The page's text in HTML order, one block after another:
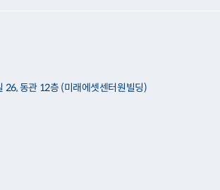
26, 동관 12층 (미래에셋센터원빌딩)